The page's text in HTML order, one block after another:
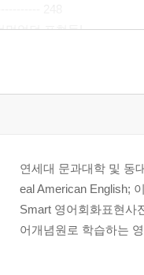
먹었던 표현들!
연세대 문과대학 및 동
eal American English;
Smart 영어회화표현사
어개념원로 학습하는